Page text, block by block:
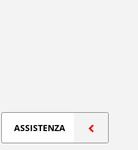
ASSISTENZA